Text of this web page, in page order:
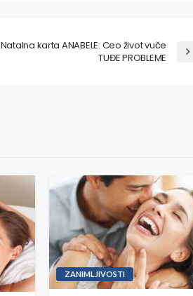
Natalna karta ANABELE: Ceo život vuče
TUĐE PROBLEME
ZANIMLJIVOSTI